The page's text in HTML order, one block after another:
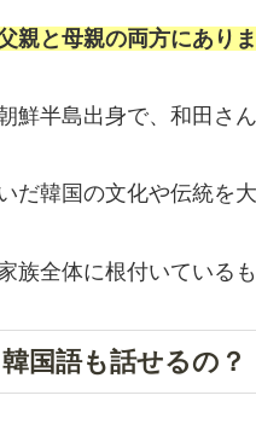
親と母親の両方にありま
鮮半島出身で、和田さ
だ韓国の文化や伝統を
族全体に根付いているも
国語も話せるの？